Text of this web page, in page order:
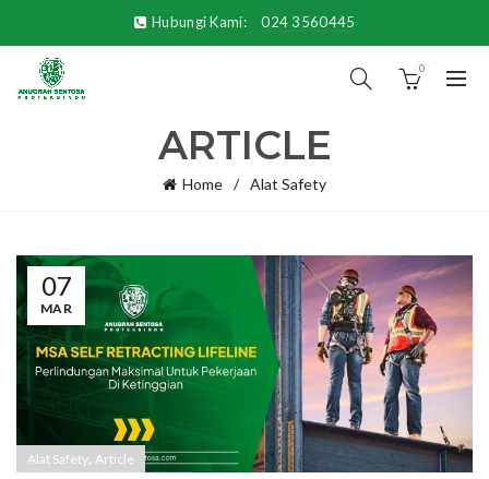
Hubungi Kami: 024 3560445
0
ARTICLE
Home Alat Safety
07
MAR
Alat Safety, Article